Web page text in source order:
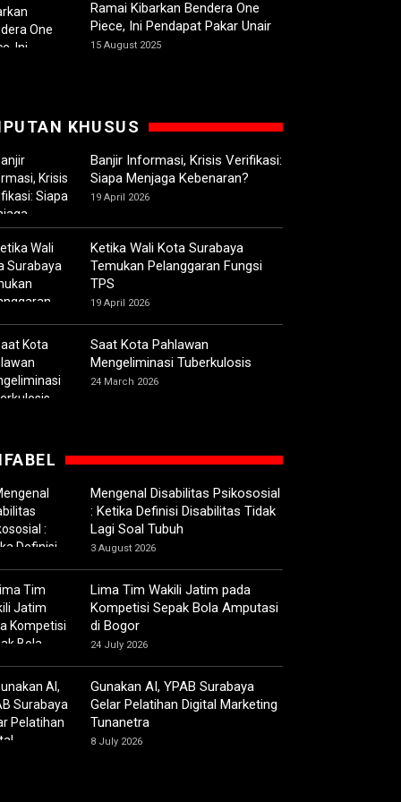
Ramai Kibarkan Bendera One
Piece, Ini Pendapat Pakar Unair
15 August 2025
KHUSUS
Banjir Informasi, Krisis Verifikasi:
Siapa Menjaga Kebenaran?
19 April 2026
Ketika Wali Kota Surabaya
Temukan Pelanggaran Fungsi
TPS
19 April 2026
Saat Kota Pahlawan
Mengeliminasi Tuberkulosis
24 March 2026
Mengenal Disabilitas Psikososial
: Ketika Definisi Disabilitas Tidak
Lagi Soal Tubuh
3 August 2026
Lima Tim Wakili Jatim pada
Kompetisi Sepak Bola Amputasi
di Bogor
24 July 2026
Gunakan AI, YPAB Surabaya
Gelar Pelatihan Digital Marketing
Tunanetra
8 July 2026